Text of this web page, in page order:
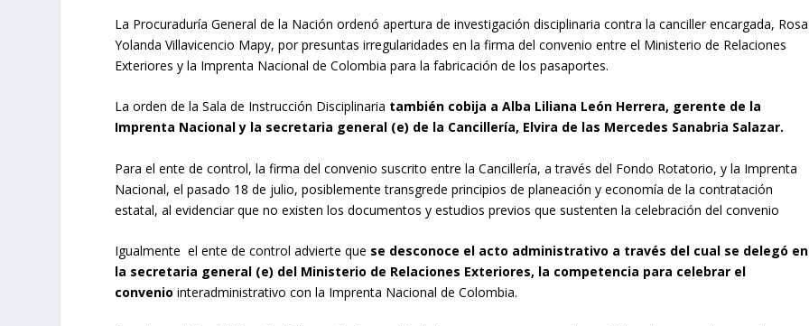
La Procuraduría General de la Nación ordenó apertura de investigación disciplinaria contra la canciller encargada, Rosa
Yolanda Villavicencio Mapy, por presuntas irregularidades en la firma del convenio entre el Ministerio de Relaciones
Exteriores y la Imprenta Nacional de Colombia para la fabricación de los pasaportes.
La orden de la Sala de Instrucción Disciplinaria también cobija a Alba Liliana León Herrera, gerente de la
Imprenta Nacional y la secretaria general (e) de la Cancillería, Elvira de las Mercedes Sanabria Salazar.
Para el ente de control, la firma del convenio suscrito entre la Cancillería, a través del Fondo Rotatorio, y la Imprenta
Nacional, el pasado 18 de julio, posiblemente transgrede principios de planeación y economía de la contratación
estatal, al evidenciar que no existen los documentos y estudios previos que sustenten la celebración del convenio
Igualmente el ente de control advierte que se desconoce el acto administrativo a través del cual se delegó en
la secretaria general (e) del Ministerio de Relaciones Exteriores, la competencia para celebrar el
conveniointeradministrativo con la Imprenta Nacional de Colombia.